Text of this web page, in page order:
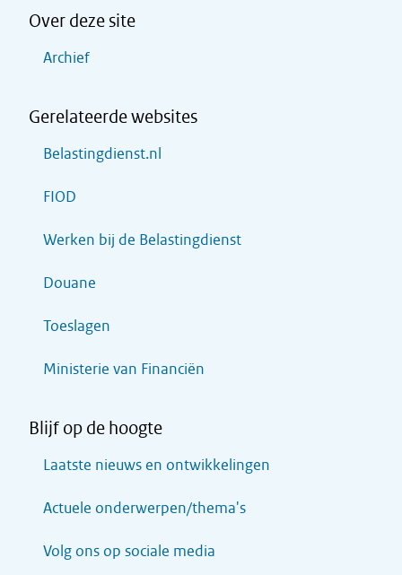
Over deze site
Archief
Gerelateerde websites
Belastingdienst.nl
FIOD
Werken bij de Belastingdienst
Douane
Toeslagen
Ministerie van Financiën
Blijf op de hoogte
Laatste nieuws en ontwikkelingen
Actuele onderwerpen/thema's
Volg ons op sociale media